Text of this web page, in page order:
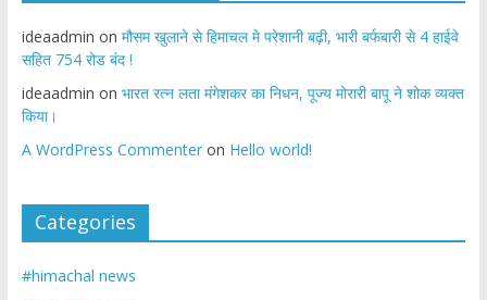
ideaadmin on मौसम खुलाने से हिमाचल मे परेशानी बढ़ी, भारी बर्फबारी से 4 हाईवे
सहित 754 रोड बंद !
ideaadmin on भारत रत्न लता मंगेशकर का निधन, पूज्य मोरारी बापू ने शोक व्यक्त
किया।
A WordPress Commenteron Hello world!
Categories
#himachal news